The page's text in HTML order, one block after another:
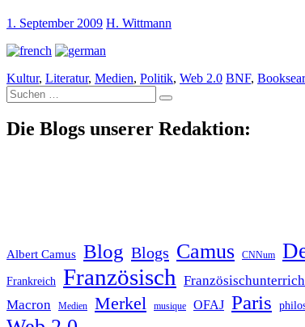
1. September 2009 H. Wittmann
Kultur, Literatur, Medien, Politik, Web 2.0 BNF,
Suche
nach:
Die Blogs unserer Redaktion:
Albert Camus Blog Blogs Camus CNNum
Frankreich Französisch
Macron Medien Merkel musique OFAJ Paris